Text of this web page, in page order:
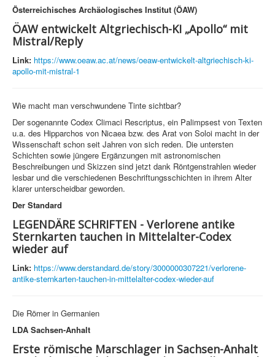
Österreichisches Archäologisches Institut (ÖAW)
ÖAW entwickelt Altgriechisch-KI „Apollo“ mit
Mistral/Reply
Link: https://www.oeaw.ac.at/news/oeaw-entwickelt-altgriechisch-ki-
apollo-mit-mistral-1
Wie macht man verschwundene Tinte sichtbar?
Der sogenannte Codex Climaci Rescriptus, ein Palimpsest von Texten
u.a. des Hipparchos von Nicaea bzw. des Arat von Soloi macht in der
Wissenschaft schon seit Jahren von sich reden. Die untersten
Schichten sowie jüngere Ergänzungen mit astronomischen
Beschreibungen und Skizzen sind jetzt dank Röntgenstrahlen wieder
lesbar und die verschiedenen Beschriftungsschichten in ihrem Alter
klarer unterscheidbar geworden.
Der Standard
LEGENDÄRE SCHRIFTEN - Verlorene antike
Sternkarten tauchen in Mittelalter-Codex
wieder auf
Link: https://www.derstandard.de/story/3000000307221/verlorene-
antike-sternkarten-tauchen-in-mittelalter-codex-wieder-auf
Die Römer in Germanien
LDA Sachsen-Anhalt
Erste römische Marschlager in Sachsen-Anhalt